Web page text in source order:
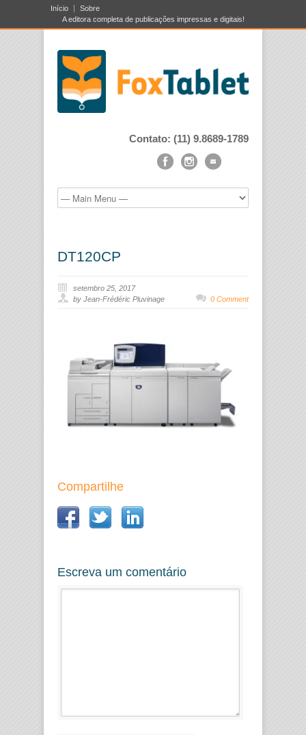
Início
Sobre
A editora completa de publicações impressas e digitais!
Contato: (11) 9.8689-1789
DT120CP
setembro 25, 2017
by Jean-Frédéric Pluvinage
0 Comment
Compartilhe
Escreva um comentário